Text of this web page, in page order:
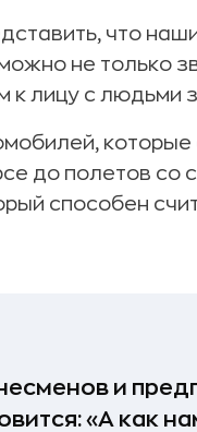
что
не только
к лицу с людьми
до полетов со
способен
и
«А как